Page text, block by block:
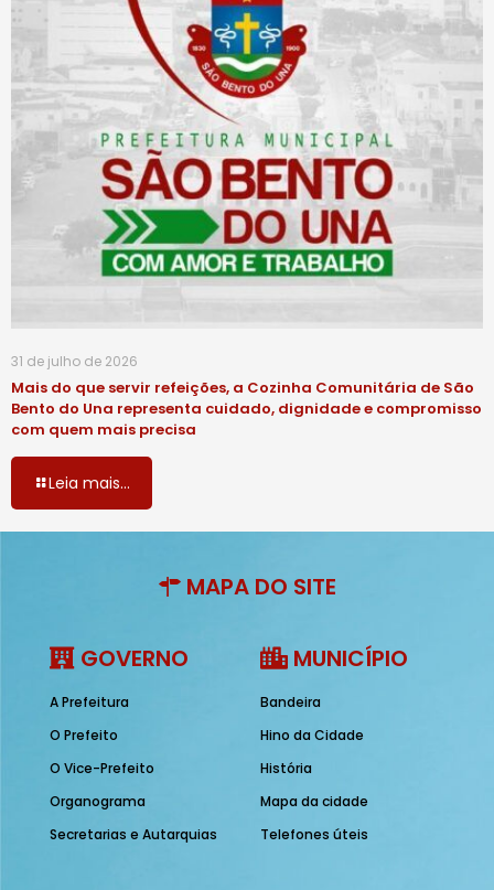
31 de julho de 2026
Mais do que servir refeições, a Cozinha Comunitária de São
Bento do Una representa cuidado, dignidade e compromisso
com quem mais precisa
Leia mais...
MAPA DO SITE
GOVERNO
A Prefeitura
O Prefeito
O Vice-Prefeito
Organograma
Secretarias e Autarquias
MUNICÍPIO
Bandeira
Hino da Cidade
História
Mapa da cidade
Telefones úteis